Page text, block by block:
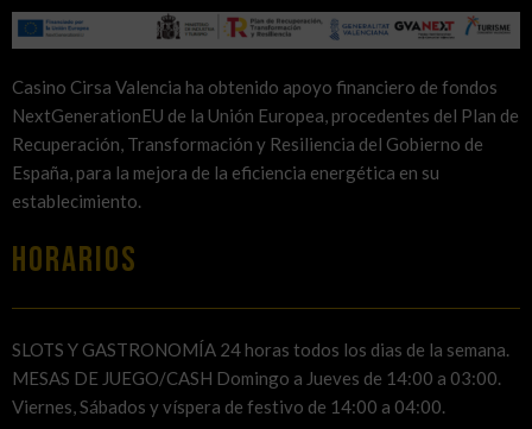
Casino Cirsa Valencia ha obtenido apoyo financiero de fondos
NextGenerationEU de la Unión Europea, procedentes del Plan de
Recuperación, Transformación y Resiliencia del Gobierno de
España, para la mejora de la eficiencia energética en su
establecimiento.
HORARIOS
SLOTS Y GASTRONOMÍA 24 horas todos los dias de la semana.
MESAS DE JUEGO/CASH Domingo a Jueves de 14:00 a 03:00.
Viernes, Sábados y víspera de festivo de 14:00 a 04:00.